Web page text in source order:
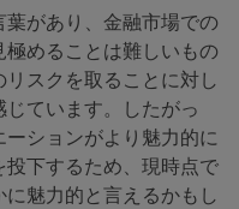
があり、金融市場での
めることは難しいもの
スクを取ることに対し
ています。したがっ
ションがより魅力的に
下するため、現時点で
魅力的と言えるかもし